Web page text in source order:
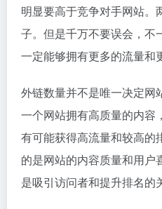
明显要高于竞争对手网站。
子。但是千万不要误会，不
一定能够拥有更多的流量和
外链数量并不是唯一决定网
一个网站拥有高质量的内容
有可能获得高流量和较高的
的是网站的内容质量和用户
是吸引访问者和提升排名的